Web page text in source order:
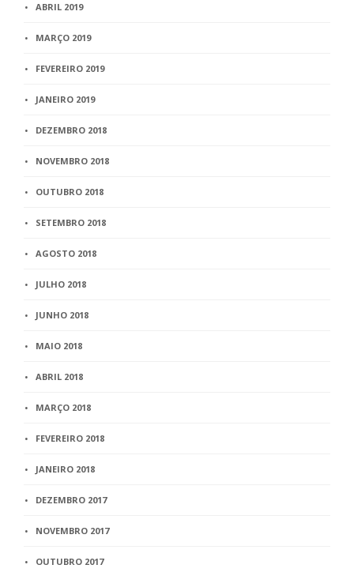
ABRIL 2019
MARÇO 2019
FEVEREIRO 2019
JANEIRO 2019
DEZEMBRO 2018
NOVEMBRO 2018
OUTUBRO 2018
SETEMBRO 2018
AGOSTO 2018
JULHO 2018
JUNHO 2018
MAIO 2018
ABRIL 2018
MARÇO 2018
FEVEREIRO 2018
JANEIRO 2018
DEZEMBRO 2017
NOVEMBRO 2017
OUTUBRO 2017